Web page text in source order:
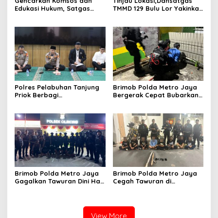
Edukasi Hukum, Satgas
Penyerahan Sukarela ±1 Kg
Sisik Trenggiling dari Warga
Perbatasan
TMMD 129 Bulu Lor Yakinkan
Polres Pelabuhan Tanjung
Priok Berbagi
Bersama
Brimob Polda Metro Jaya
Bergerak Cepat Bubarkan
Diamankan
Brimob Polda Metro Jaya
Gagalkan Tawuran Dini Hari
Brimob Polda Metro Jaya
Cegah Tawuran di
Pemuda Diamankan
View More